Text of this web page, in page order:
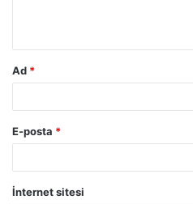
Ad *
E-posta *
İnternet sitesi